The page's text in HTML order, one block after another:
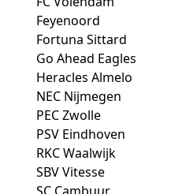
Feyenoord
Fortuna Sittard
Go Ahead Eagles
Heracles Almelo
NEC Nijmegen
PEC Zwolle
PSV Eindhoven
RKC Waalwijk
SBV Vitesse